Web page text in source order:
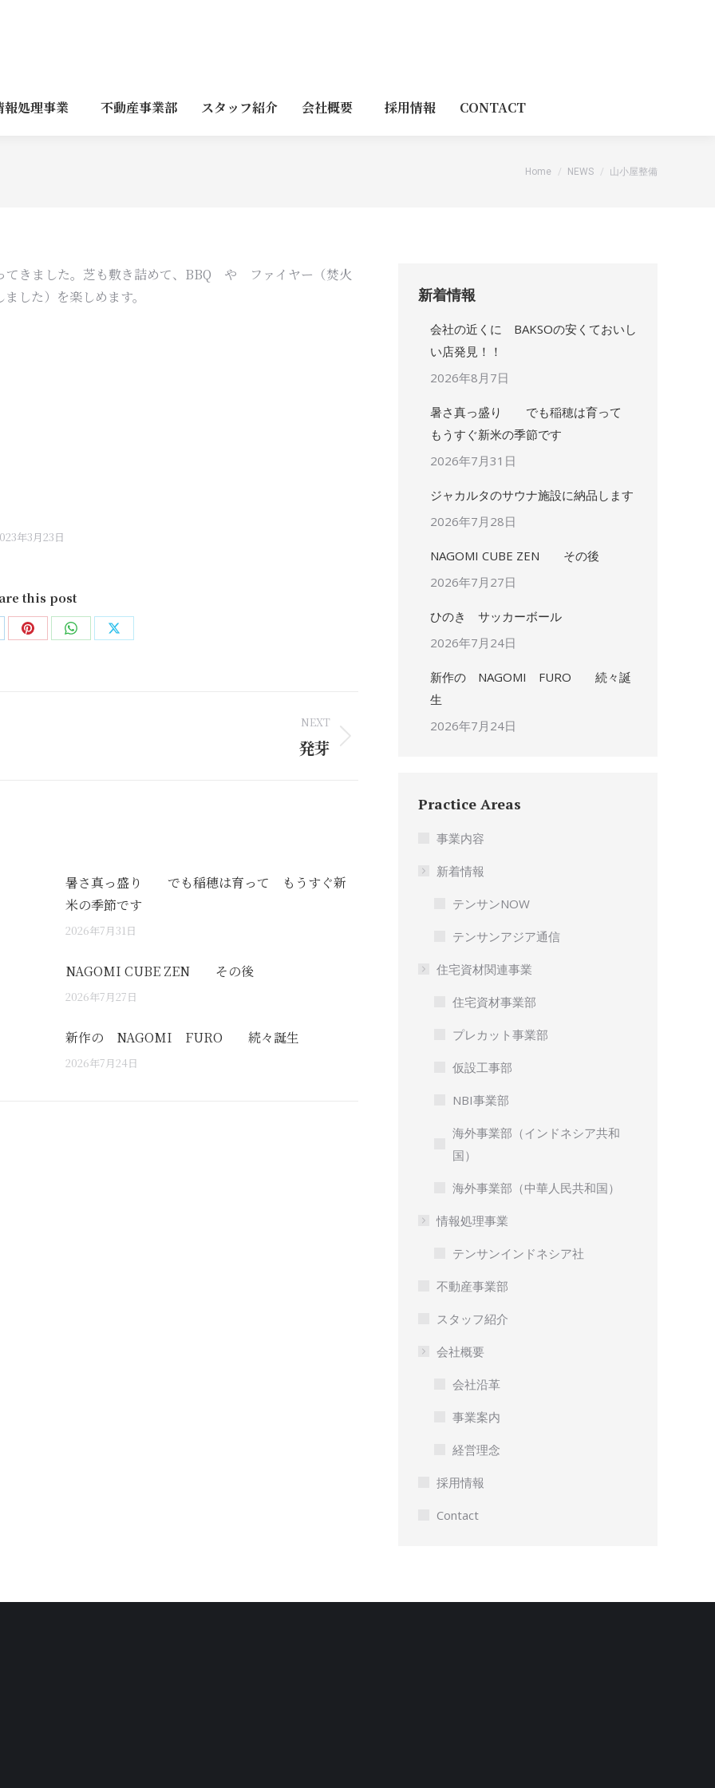
報処理事業 不動産事業部 スタッフ紹介 会社概要 採用情報 CONTACT
You are here:
Home NEWS 山小屋整備
てきました。芝も敷き詰めて、BBQ や ファイヤー（焚火
した）を楽しめます。
年3月23日
this post
Share Share Share
NEXT
発芽
暑さ真っ盛り でも稲穂は育って もうすぐ新
米の季節です
2026年7月31日
NAGOMI CUBE ZEN その後
2026年7月27日
新作の NAGOMI FURO 続々誕生
2026年7月24日
新着情報
会社の近くに BAKSOの安くておいし
い店発見！！
2026年8月7日
暑さ真っ盛り でも稲穂は育って
もうすぐ新米の季節です
2026年7月31日
ジャカルタのサウナ施設に納品します
2026年7月28日
NAGOMI CUBE ZEN その後
2026年7月27日
ひのき サッカーボール
2026年7月24日
新作の NAGOMI FURO 続々誕
生
2026年7月24日
Practice Areas
事業内容
新着情報
テンサンNOW
テンサンアジア通信
住宅資材関連事業
住宅資材事業部
プレカット事業部
仮設工事部
NBI事業部
海外事業部（インドネシア共和
国）
海外事業部（中華人民共和国）
情報処理事業
テンサンインドネシア社
不動産事業部
スタッフ紹介
会社概要
会社沿革
事業案内
経営理念
採用情報
Contact